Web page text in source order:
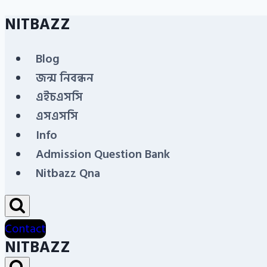
Skip
content
NITBAZZ
Blog
জন্ম নিবন্ধন
এইচএসসি
এসএসসি
Info
Admission Question Bank
Nitbazz Qna
Contact
NITBAZZ